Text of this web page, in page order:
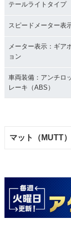
テールライトタイプ
スピードメーター表
メーター表示：ギア
ョン
車両装備：アンチロ
レーキ（ABS）
マット（MUTT